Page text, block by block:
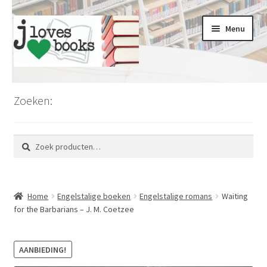
Ga
door
naar
Ga
naar
de
Menu
Koopjesmarkt
Romans en literatuur
Thrillers en misdaad
Zoeken:
Zoeken
naar:
Zoeken
Home Engelstalige boeken Engelstalige romans
Waiting
for the Barbarians – J. M. Coetzee
AANBIEDING!